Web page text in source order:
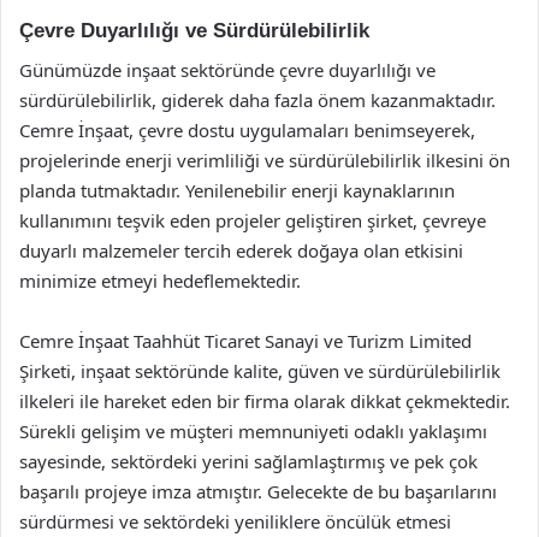
Çevre Duyarlılığı ve Sürdürülebilirlik
Günümüzde inşaat sektöründe çevre duyarlılığı ve
sürdürülebilirlik, giderek daha fazla önem kazanmaktadır.
Cemre İnşaat, çevre dostu uygulamaları benimseyerek,
projelerinde enerji verimliliği ve sürdürülebilirlik ilkesini ön
planda tutmaktadır. Yenilenebilir enerji kaynaklarının
kullanımını teşvik eden projeler geliştiren şirket, çevreye
duyarlı malzemeler tercih ederek doğaya olan etkisini
minimize etmeyi hedeflemektedir.
Cemre İnşaat Taahhüt Ticaret Sanayi ve Turizm Limited
Şirketi, inşaat sektöründe kalite, güven ve sürdürülebilirlik
ilkeleri ile hareket eden bir firma olarak dikkat çekmektedir.
Sürekli gelişim ve müşteri memnuniyeti odaklı yaklaşımı
sayesinde, sektördeki yerini sağlamlaştırmış ve pek çok
başarılı projeye imza atmıştır. Gelecekte de bu başarılarını
sürdürmesi ve sektördeki yeniliklere öncülük etmesi